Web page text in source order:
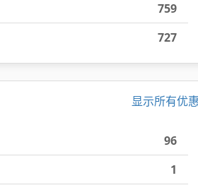
759
727
显示所有优
96
1